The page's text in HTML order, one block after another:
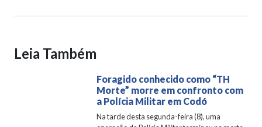
Leia Também
Foragido conhecido como “TH
Morte” morre em confronto com
a Polícia Militar em Codó
Na tarde desta segunda-feira (8), uma